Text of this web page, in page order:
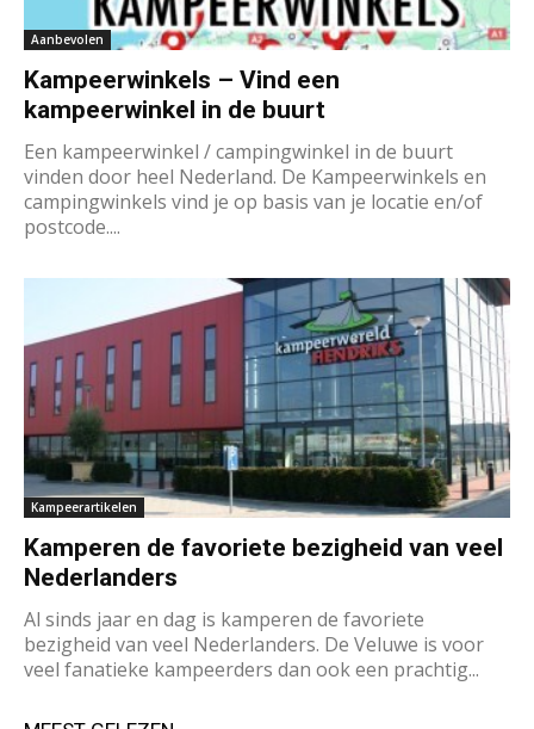
Aanbevolen
Kampeerwinkels – Vind een
kampeerwinkel in de buurt
Een kampeerwinkel / campingwinkel in de buurt
vinden door heel Nederland. De Kampeerwinkels en
campingwinkels vind je op basis van je locatie en/of
postcode....
Kampeerartikelen
Kamperen de favoriete bezigheid van veel
Nederlanders
Al sinds jaar en dag is kamperen de favoriete
bezigheid van veel Nederlanders. De Veluwe is voor
veel fanatieke kampeerders dan ook een prachtig...